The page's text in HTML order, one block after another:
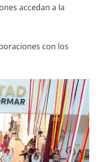
accedan a la
con los